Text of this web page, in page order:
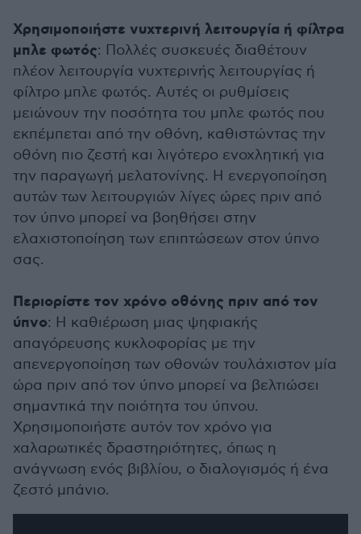
Χρησιμοποιήστε νυχτερινή λειτουργία ή φίλτρα
μπλε φωτός: Πολλές συσκευές διαθέτουν
πλέον λειτουργία νυχτερινής λειτουργίας ή
φίλτρο μπλε φωτός. Αυτές οι ρυθμίσεις
μειώνουν την ποσότητα του μπλε φωτός που
εκπέμπεται από την οθόνη, καθιστώντας την
οθόνη πιο ζεστή και λιγότερο ενοχλητική για
την παραγωγή μελατονίνης. Η ενεργοποίηση
αυτών των λειτουργιών λίγες ώρες πριν από
τον ύπνο μπορεί να βοηθήσει στην
ελαχιστοποίηση των επιπτώσεων στον ύπνο
σας.
Περιορίστε τον χρόνο οθόνης πριν από τον
ύπνο: Η καθιέρωση μιας ψηφιακής
απαγόρευσης κυκλοφορίας με την
απενεργοποίηση των οθονών τουλάχιστον μία
ώρα πριν από τον ύπνο μπορεί να βελτιώσει
σημαντικά την ποιότητα του ύπνου.
Χρησιμοποιήστε αυτόν τον χρόνο για
χαλαρωτικές δραστηριότητες, όπως η
ανάγνωση ενός βιβλίου, ο διαλογισμός ή ένα
ζεστό μπάνιο.